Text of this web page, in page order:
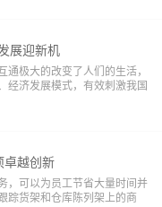
展迎新机
通极大的改变了人们的生活，
经济发展模式，有效刺激我国
使中国宽带普及率达到了国际
卓越创新
，可以为员工节省大量时间并
踪货架和仓库陈列架上的商